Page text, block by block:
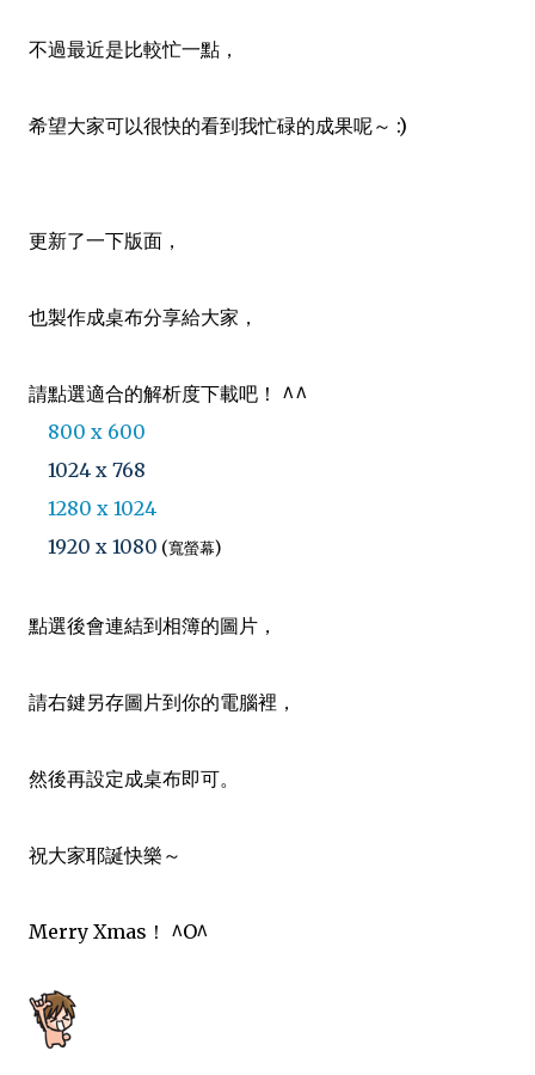
不過最近是比較忙一點，
希望大家可以很快的看到我忙碌的成果呢～ :)
更新了一下版面，
也製作成桌布分享給大家，
請點選適合的解析度下載吧！ ^^
800 x 600
1024 x 768
1280 x 1024
1920 x 1080 (寬螢幕)
點選後會連結到相簿的圖片，
請右鍵另存圖片到你的電腦裡，
然後再設定成桌布即可。
祝大家耶誕快樂～
Merry Xmas！ ^O^